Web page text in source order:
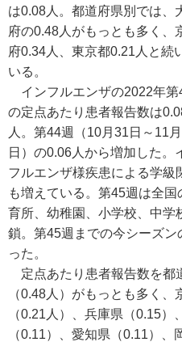
は0.08人。都道府県別では、
府の0.48人がもっとも多く、
府0.34人、東京都0.21人と続
いる。
インフルエンザの2022年第
の定点あたり患者報告数は
人。第44週（10月31日～11
日）の0.06人から増加した。
フルエンザ様疾患による学級
も増えている。第45週は全国
育所、幼稚園、小学校、中学
鎖。第45週までの今シーズ
った。
定点あたり患者報告数を都
（0.48人）がもっとも多く
（0.21人）、兵庫県（0.15
（0.11）、愛知県（0.11）